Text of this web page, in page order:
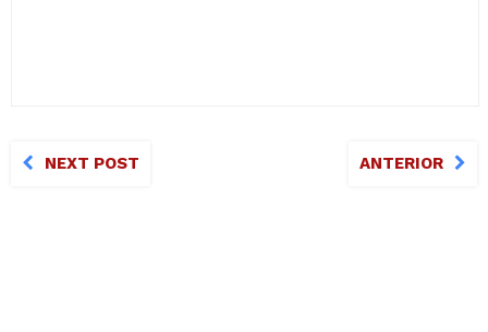
NEXT POST ANTERIOR